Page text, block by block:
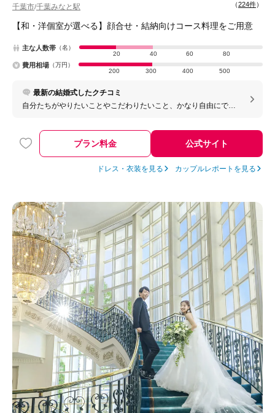
千葉市/千葉みなと駅 （224件）
【和・洋個室が選べる】顔合せ・結納向けコース料理をご用意
主な人数帯 （名）
20
40 60 80
費用相場 （万円）
200
300 400 500
最新の結婚式したクチコミ
自分たちがやりたいことやこだわりたいこと、かなり自由にでき
が、式場のスタッフが一丸となって私たちの挙式をより良いもの
にしてくださったとおもいます。 親族や友達からもサービスを含
めて好評だったので嬉しかったです。
プラン料金 公式サイト
ドレス・衣装を見る カップルレポートを見る